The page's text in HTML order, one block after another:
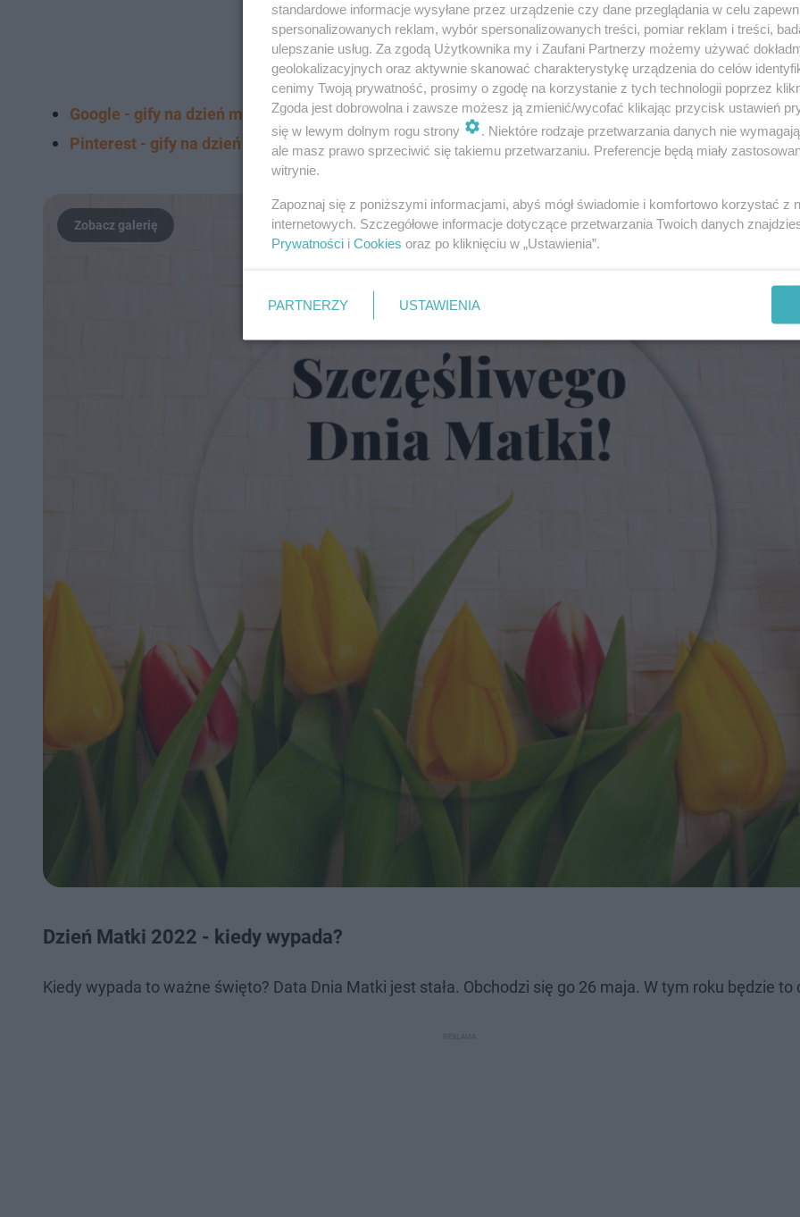
Google - gify na dzień matki
Pinterest - gify na dzień matki
Dzień Matki 2022 - kiedy wypada?
Kiedy wypada to ważne święto? Data Dnia Matki jest stała. Obchodzi się go 26 maja. W tym roku będzie to
standardowe informacje wysyłane przez urządzenie czy dane przeglądania w celu
spersonalizowanych reklam, wybór spersonalizowanych treści, pomiar reklam i treści,
ulepszanie usług. Za zgodą Użytkownika my i Zaufani Partnerzy możemy używać
geolokalizacyjnych oraz aktywnie skanować charakterystykę urządzenia do celów
cenimy Twoją prywatność, prosimy o zgodę na korzystanie z tych technologii poprzez
Zgoda jest dobrowolna i zawsze możesz ją zmienić/wycofać klikając przycisk ustawień
się w lewym dolnym rogu strony
. Niektóre rodzaje przetwarzania danych nie
ale masz prawo sprzeciwić się takiemu przetwarzaniu. Preferencje będą miały
witrynie.
Zapoznaj się z poniższymi informacjami, abyś mógł świadomie i komfortowo korzystać z
internetowych. Szczegółowe informacje dotyczące przetwarzania Twoich danych
Prywatności i Cookies oraz po kliknięciu w „Ustawienia”.
PARTNERZY USTAWIENIA